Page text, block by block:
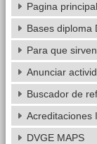
Pagina
Bases diploma
Para que
Anunciar
Buscador de
Acreditaciones
DVGE MAPS